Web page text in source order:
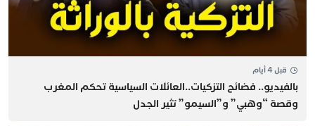
قبل 4 أيام
بالفيديو.. فضائح التزكيات..العائلات السياسية تحكم المغرب
وقصة “وهبي” و”السيمو” تثير الجدل